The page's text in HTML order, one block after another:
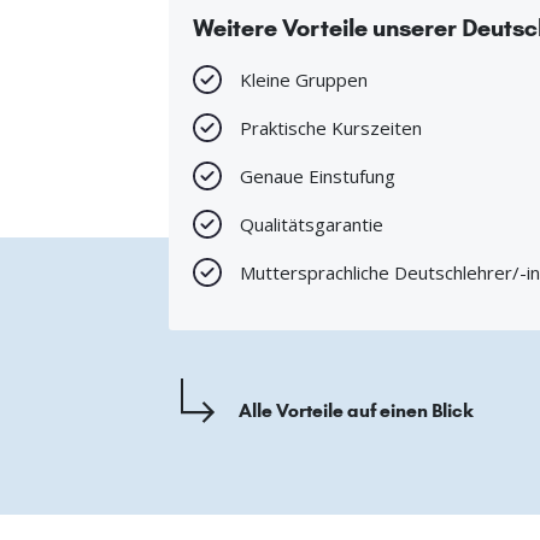
Weitere Vorteile unserer
Kleine Gruppen
Praktische Kurszeiten
Genaue Einstufung
Qualitätsgarantie
Muttersprachliche Deutschlehrer/-
Alle Vorteile auf einen Blick